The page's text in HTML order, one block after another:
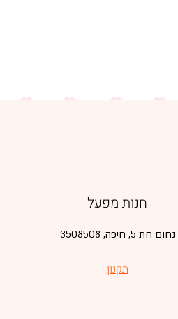
חנות מפעל
נחום חת 5, חיפה, 3508508
תקנון